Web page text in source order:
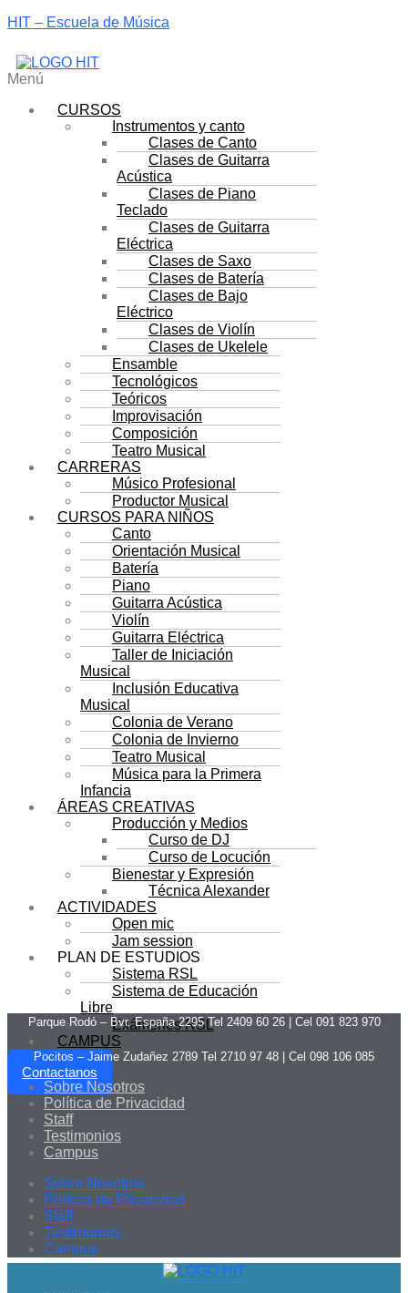
HIT – Escuela de Música
Menú
CURSOS
Instrumentos y canto
Clases de Canto
Clases de Guitarra
Acústica
Clases de Piano
Teclado
Clases de Guitarra
Eléctrica
Clases de Saxo
Clases de Batería
Clases de Bajo
Eléctrico
Clases de Violín
Clases de Ukelele
Ensamble
Tecnológicos
Teóricos
Improvisación
Composición
Teatro Musical
CARRERAS
Músico Profesional
Productor Musical
CURSOS PARA NIÑOS
Canto
Orientación Musical
Batería
Piano
Guitarra Acústica
Violín
Guitarra Eléctrica
Taller de Iniciación
Musical
Inclusión Educativa
Musical
Colonia de Verano
Colonia de Invierno
Teatro Musical
Música para la Primera
Infancia
ÁREAS CREATIVAS
Producción y Medios
Curso de DJ
Curso de Locución
Bienestar y Expresión
Técnica Alexander
ACTIVIDADES
Open mic
Jam session
PLAN DE ESTUDIOS
Sistema RSL
Sistema de Educación
Libre
Exámenes RSL
CAMPUS
Contactanos
Parque Rodó – Bvr. España 2295 Tel 2409 60 26 | Cel 091 823 970
Pocitos – Jaime Zudañez 2789 Tel 2710 97 48 Cel 098 106 085
Sobre Nosotros
Política de Privacidad
Staff
Testimonios
Campus
Sobre Nosotros
Política de Privacidad
Staff
Testimonios
Campus